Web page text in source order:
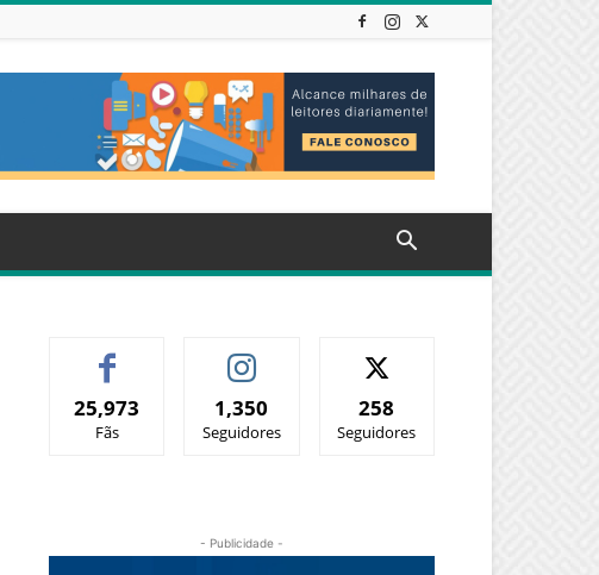
25,973
Fãs
1,350
Seguidores
258
Seguidores
- Publicidade -